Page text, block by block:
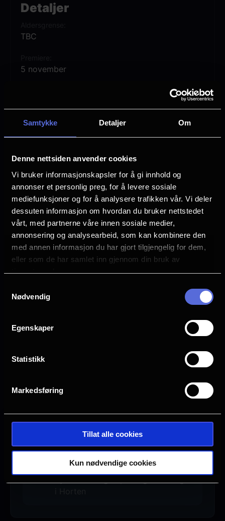
Samtykke Detaljer Om
Denne nettsiden anvender cookies
Vi bruker informasjonskapsler for å gi innhold og
annonser et personlig preg, for å levere sosiale
mediefunksjoner og for å analysere trafikken vår. Vi deler
dessuten informasjon om hvordan du bruker nettstedet
vårt, med partnerne våre innen sosiale medier,
annonsering og analysearbeid, som kan kombinere den
med annen informasjon du har gjort tilgjengelig for dem,
eller som de har samlet inn gjennom din bruk av
tjenestene deres.
Nødvendig
Egenskaper
Statistikk
Markedsføring
Tillat alle cookies
Kun nødvendige cookies
Detaljer
TBC
5 november
Vurdering: (0 stemmer 0.00%)
Sjanger
Alternativt Innhold
Distributør
Uavhengig distribusjon
Se mer
Royal Ballet Frederick Ashtons La Fille mal
landsbylivet kombinerer sprudlende humør
som utvilsomt er Ashtons kjærlighetsbrev
til den engelske landsbygda. La Fille mal
gardée tar oss med til et landlig paradis,
akkompagnert av Ferdinand Hérolds
lystige musikk og Osbert Lancasters
fargerike scenografi.
Denne filmen hadde premiere 5.
November 2025. Det er for